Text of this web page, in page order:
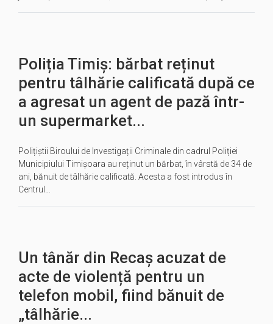
Poliția Timiș: bărbat reținut
pentru tâlhărie calificată după ce
a agresat un agent de pază într-
un supermarket...
Polițiștii Biroului de Investigații Criminale din cadrul Poliției
Municipiului Timișoara au reținut un bărbat, în vârstă de 34 de
ani, bănuit de tâlhărie calificată. Acesta a fost introdus în
Centrul…
Un tânăr din Recaș acuzat de
acte de violență pentru un
telefon mobil, fiind bănuit de
„tâlhărie...